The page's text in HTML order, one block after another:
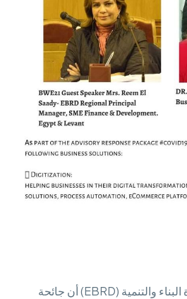
يدرك البنك الأوروبي لإعادة البناء والتنمية (EBRD) أن جائحة